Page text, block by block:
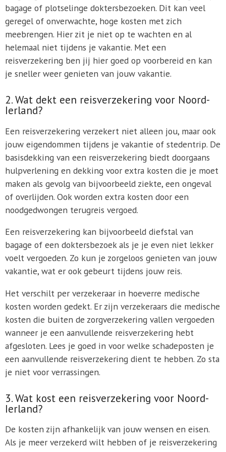
bagage of plotselinge doktersbezoeken. Dit kan veel
geregel of onverwachte, hoge kosten met zich
meebrengen. Hier zit je niet op te wachten en al
helemaal niet tijdens je vakantie. Met een
reisverzekering ben jij hier goed op voorbereid en kan
je sneller weer genieten van jouw vakantie.
2. Wat dekt een reisverzekering voor Noord-
Ierland?
Een reisverzekering verzekert niet alleen jou, maar ook
jouw eigendommen tijdens je vakantie of stedentrip. De
basisdekking van een reisverzekering biedt doorgaans
hulpverlening en dekking voor extra kosten die je moet
maken als gevolg van bijvoorbeeld ziekte, een ongeval
of overlijden. Ook worden extra kosten door een
noodgedwongen terugreis vergoed.
Een reisverzekering kan bijvoorbeeld diefstal van
bagage of een doktersbezoek als je je even niet lekker
voelt vergoeden. Zo kun je zorgeloos genieten van jouw
vakantie, wat er ook gebeurt tijdens jouw reis.
Het verschilt per verzekeraar in hoeverre medische
kosten worden gedekt. Er zijn verzekeraars die medische
kosten die buiten de zorgverzekering vallen vergoeden
wanneer je een aanvullende reisverzekering hebt
afgesloten. Lees je goed in voor welke schadeposten je
een aanvullende reisverzekering dient te hebben. Zo sta
je niet voor verrassingen.
3. Wat kost een reisverzekering voor Noord-
Ierland?
De kosten zijn afhankelijk van jouw wensen en eisen.
Als je meer verzekerd wilt hebben of je reisverzekering